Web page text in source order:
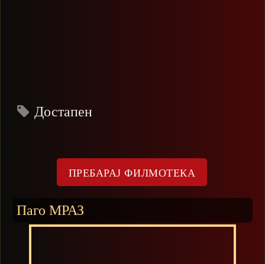
Достапен
Паго МРАЗ